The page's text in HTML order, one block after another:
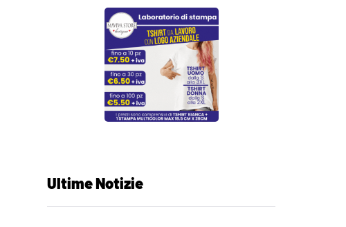
Ultime Notizie